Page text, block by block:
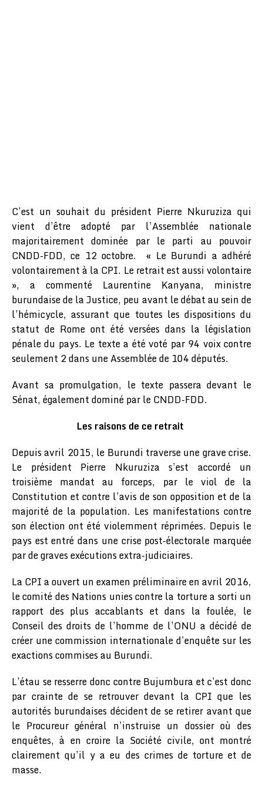
C’est un souhait du président Pierre Nkuruziza qui
vient d’être adopté par l’Assemblée nationale
majoritairement dominée par le parti au pouvoir
CNDD-FDD, ce 12 octobre. « Le Burundi a adhéré
volontairement à la CPI. Le retrait est aussi volontaire
», a commenté Laurentine Kanyana, ministre
burundaise de la Justice, peu avant le débat au sein de
l’hémicycle, assurant que toutes les dispositions du
statut de Rome ont été versées dans la législation
pénale du pays. Le texte a été voté par 94 voix contre
seulement 2 dans une Assemblée de 104 députés.
Avant sa promulgation, le texte passera devant le
Sénat, également dominé par le CNDD-FDD.
Les raisons de ce retrait
Depuis avril 2015, le Burundi traverse une grave crise.
Le président Pierre Nkuruziza s’est accordé un
troisième mandat au forceps, par le viol de la
Constitution et contre l’avis de son opposition et de la
majorité de la population. Les manifestations contre
son élection ont été violemment réprimées. Depuis le
pays est entré dans une crise post-électorale marquée
par de graves exécutions extra-judiciaires.
La CPI a ouvert un examen préliminaire en avril 2016,
le comité des Nations unies contre la torture a sorti un
rapport des plus accablants et dans la foulée, le
Conseil des droits de l’homme de l’ONU a décidé de
créer une commission internationale d’enquête sur les
exactions commises au Burundi.
L’étau se resserre donc contre Bujumbura et c’est donc
par crainte de se retrouver devant la CPI que les
autorités burundaises décident de se retirer avant que
le Procureur général n’instruise un dossier où des
enquêtes, à en croire la Société civile, ont montré
clairement qu’il y a eu des crimes de torture et de
masse.